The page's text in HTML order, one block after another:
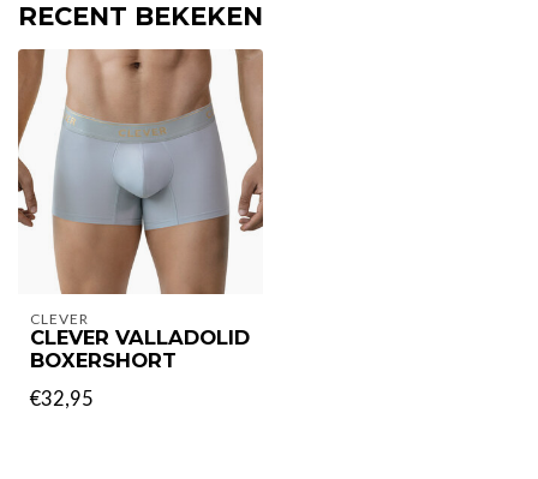
RECENT BEKEKEN
CLEVER
CLEVER VALLADOLID
BOXERSHORT
€32,95